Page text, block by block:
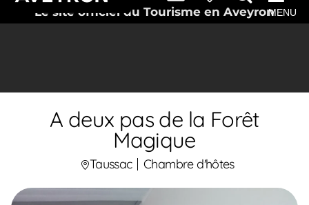
Le site officiel du Tourisme en AveyronMENU
A deux pas de la Forêt
Magique
Taussac Chambre d'hôtes